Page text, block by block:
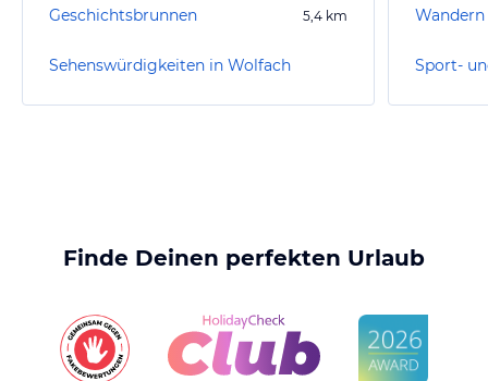
Geschichtsbrunnen 5,4 km
Sehenswürdigkeiten in Wolfach
Finde Deinen perfekten Urlaub